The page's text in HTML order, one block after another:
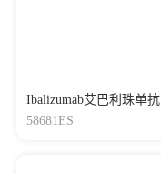
Ibalizumab艾巴利珠单抗
58681ES